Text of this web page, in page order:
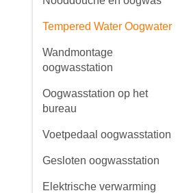
Tempered Water Oogwater
Wandmontage
oogwasstation
Oogwasstation op het
bureau
Voetpedaal oogwasstation
Gesloten oogwasstation
Elektrische verwarming